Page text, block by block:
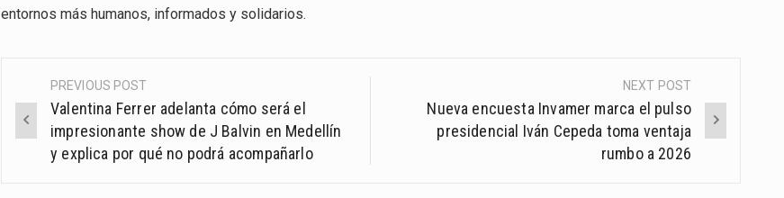
entornos más humanos, informados y solidarios.
Post
navigation
PREVIOUS POST
Valentina Ferrer adelanta cómo será el
impresionante show de J Balvin en Medellín
y explica por qué no podrá acompañarlo
NEXT POST
Nueva encuesta Invamer marca el pulso
presidencial Iván Cepeda toma ventaja
rumbo a 2026